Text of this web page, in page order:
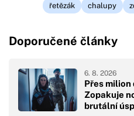
řetězák
chalupy
Doporučené články
Přes milion
Zopakuje
brutální
6. 8. 2026